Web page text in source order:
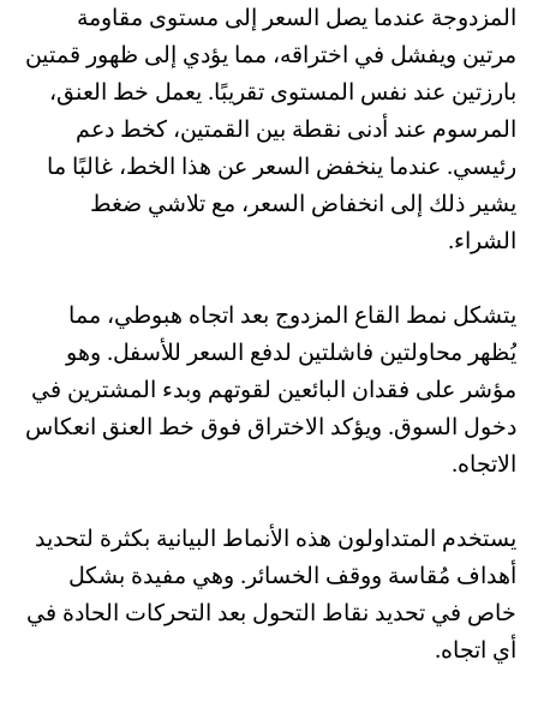
المزدوجة عندما يصل السعر إلى مستوى مقاومة
مرتين ويفشل في اختراقه، مما يؤدي إلى ظهور قمتين
بارزتين عند نفس المستوى تقريبًا. يعمل خط العنق،
المرسوم عند أدنى نقطة بين القمتين، كخط دعم
رئيسي. عندما ينخفض السعر عن هذا الخط، غالبًا ما
يشير ذلك إلى انخفاض السعر، مع تلاشي ضغط
الشراء.
يتشكل نمط القاع المزدوج بعد اتجاه هبوطي، مما
يُظهر محاولتين فاشلتين لدفع السعر للأسفل. وهو
مؤشر على فقدان البائعين لقوتهم وبدء المشترين في
دخول السوق. ويؤكد الاختراق فوق خط العنق انعكاس
الاتجاه.
يستخدم المتداولون هذه الأنماط البيانية بكثرة لتحديد
أهداف مُقاسة ووقف الخسائر. وهي مفيدة بشكل
خاص في تحديد نقاط التحول بعد التحركات الحادة في
أي اتجاه.